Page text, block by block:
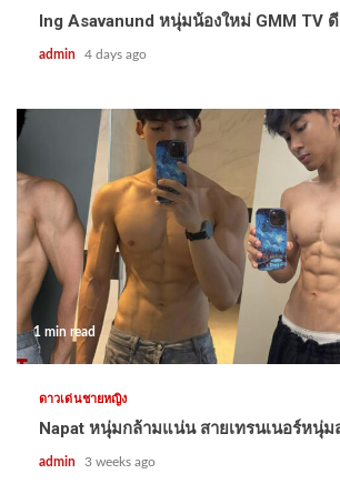
Ing Asavanund หนุ่มน้องใหม่ GMM TV
admin 4 days ago
1 min read
ดาวเด่นชายหญิง
Napat หนุ่มกล้ามแน่น สายเทรนเนอร์หนุ่
admin 3 weeks ago